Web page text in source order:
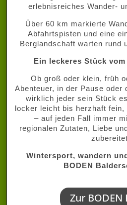
erlebnisreiches Wander-
Über 60 km markierte
Abfahrtspisten und eine
Berglandschaft warten rund
Ein leckeres Stück
Ob groß oder klein, früh
Abenteuer, in der Pause oder
wirklich jeder sein Stück
locker leicht bis herzhaft fein,
– auf jeden Fall immer
regionalen Zutaten, Liebe
Wintersport, wandern
BODEN
Zur